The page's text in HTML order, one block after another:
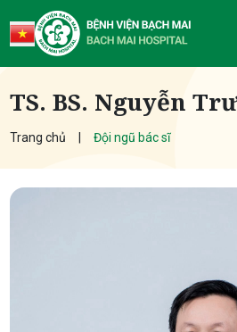
TS. BS. Nguyễn
Trang chủ Đội ngũ bác sĩ